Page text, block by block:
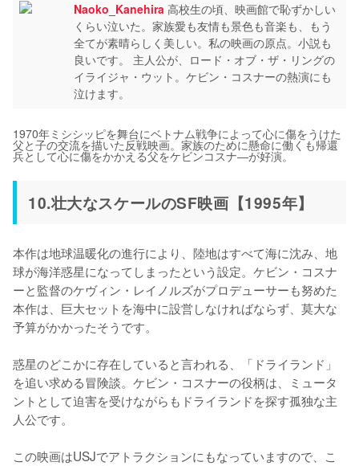
Naoko_Kanehira 高校生の頃、映画館で恥ずかしい
くらい泣いた。家族愛も友情も景色も音楽も、もう
全てが素晴らしく美しい。私の映画の原点。小説も
良いです。 主人公が、ロード・オブ・ザ・リングの
イライジャ・ウット。ケビン・コスナーの熱演にも
泣けます。
1970年ミシシッピを舞台にベトナム戦争によって心に傷をうけた
父と子の交流を描いた反戦映画。家族のために懸命に働くも帰還
兵として心に傷をかかえる父をケビンコスナ―が好演。
10.壮大なスケールのSF映画【1995年】
本作は地球温暖化の進行により、陸地はすべて海に沈み、地
球が海洋惑星になってしまったという設定。ケビン・コスナ
ーと監督のケヴィン・レイノルズがプロデューサーも努めた
本作は、巨大セットを海中に設営しなければならず、莫大な
予算がかかったそうです。
惑星のどこかに存在していると言われる、「ドライランド」
を追い求める冒険談。ケビン・コスナーの役柄は、ミュータ
ントとして迫害を受けながらもドライランドを探す孤独な主
人公です。
この映画はUSJでアトラクションにもなっていますので、こ